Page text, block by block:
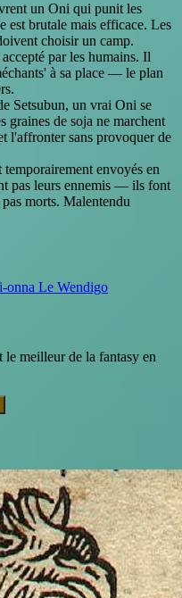
un Oni qui punit les
est brutale mais efficace. Les
choisir un camp.
par les humains. Il
à sa place — le plan
Setsubun, un vrai Oni se
graines de soja ne marchent
l'affronter sans provoquer de
envoyés en
pas leurs ennemis — ils font
morts. Malentendu
onna Le Wendigo
meilleur de la fantasy en